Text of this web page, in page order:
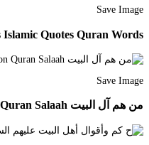
Save Image
Islamic Quotes Quran Words
Save Image
من هم آل البيت Islamic Information Quran Salaah